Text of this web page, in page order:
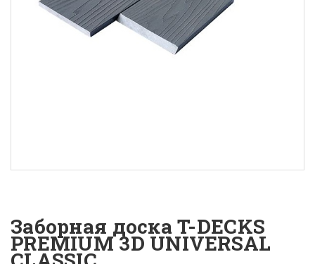
Заборная доска T-DECKS
PREMIUM 3D UNIVERSAL